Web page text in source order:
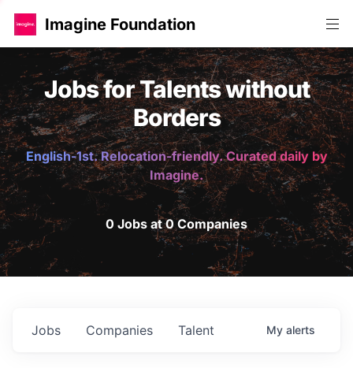
Imagine Foundation
Jobs for Talents without
Borders
English-1st. Relocation-friendly. Curated daily by
Imagine.
0 Jobs at 0 Companies
Jobs Companies Talent My alerts